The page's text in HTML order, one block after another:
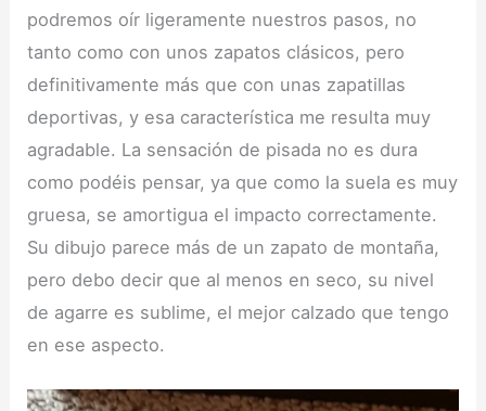
podremos oír ligeramente nuestros pasos, no
tanto como con unos zapatos clásicos, pero
definitivamente más que con unas zapatillas
deportivas, y esa característica me resulta muy
agradable. La sensación de pisada no es dura
como podéis pensar, ya que como la suela es muy
gruesa, se amortigua el impacto correctamente.
Su dibujo parece más de un zapato de montaña,
pero debo decir que al menos en seco, su nivel
de agarre es sublime, el mejor calzado que tengo
en ese aspecto.